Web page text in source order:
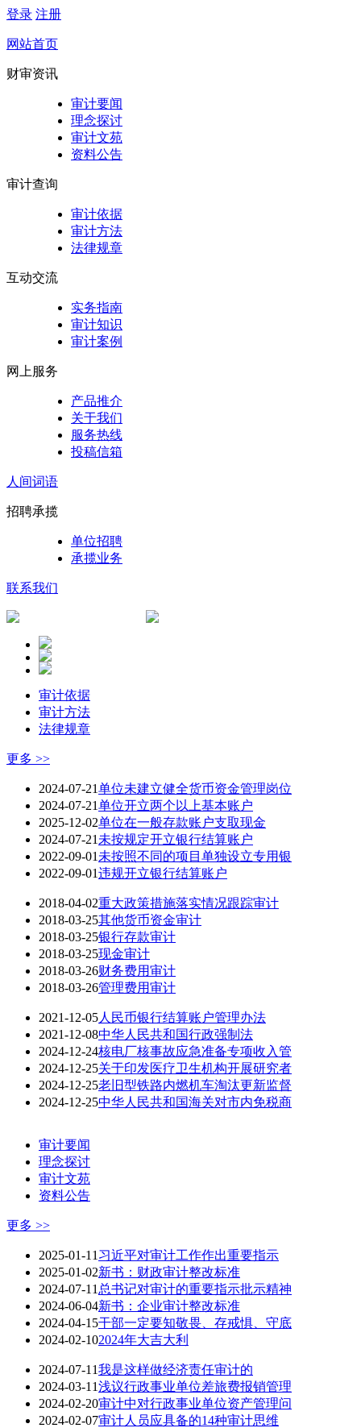
登录 注册
网站首页
财审资讯
审计要闻
理念探讨
审计文苑
资料公告
审计查询
审计依据
审计方法
法律规章
互动交流
实务指南
审计知识
审计案例
网上服务
产品推介
关于我们
服务热线
投稿信箱
人间词语
招聘承揽
单位招聘
承揽业务
联系我们
审计依据
审计方法
法律规章
更多 >>
2024-07-21单位未建立健全货币资金管理岗位
2024-07-21单位开立两个以上基本账户
2025-12-02单位在一般存款账户支取现金
2024-07-21 未按规定开立银行结算账户
2022-09-01 未按照不同的项目单独设立专用银
2022-09-01违规开立银行结算账户
2018-04-02重大政策措施落实情况跟踪审计
2018-03-25其他货币资金审计
2018-03-25银行存款审计
2018-03-25现金审计
2018-03-26财务费用审计
2018-03-26管理费用审计
2021-12-05人民币银行结算账户管理办法
2021-12-08中华人民共和国行政强制法
2024-12-24核电厂核事故应急准备专项收入管
2024-12-25关于印发医疗卫生机构开展研究者
2024-12-25老旧型铁路内燃机车淘汰更新监督
2024-12-25中华人民共和国海关对市内免税商
审计要闻
理念探讨
审计文苑
资料公告
更多 >>
2025-01-11 习近平对审计工作作出重要指示
2025-01-02新书：财政审计整改标准
2024-07-11 总书记对审计的重要指示批示精神
2024-06-04新书：企业审计整改标准
2024-04-15干部一定要知敬畏、存戒惧、守底
2024-02-102024年大吉大利
2024-07-11我是这样做经济责任审计的
2024-03-11浅议行政事业单位差旅费报销管理
2024-02-20审计中对行政事业单位资产管理问
2024-02-07审计人员应具备的14种审计思维